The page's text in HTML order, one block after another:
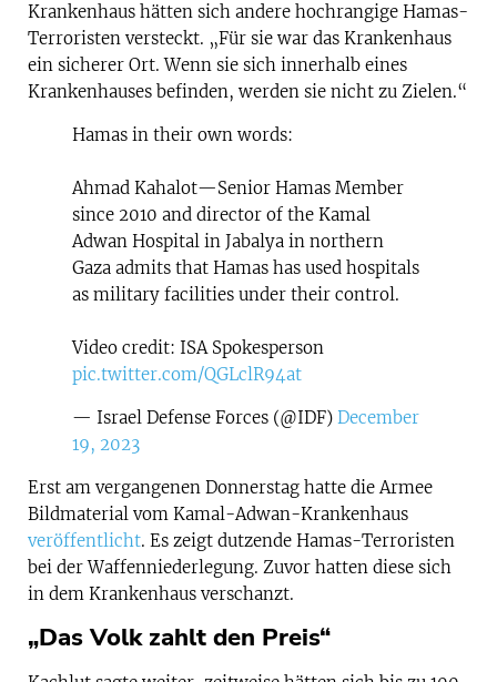
Krankenhaus hätten sich andere hochrangige Hamas-
Terroristen versteckt. „Für sie war das Krankenhaus
ein sicherer Ort. Wenn sie sich innerhalb eines
Krankenhauses befinden, werden sie nicht zu Zielen.“
Hamas in their own words:
Ahmad Kahalot—Senior Hamas Member
since 2010 and director of the Kamal
Adwan Hospital in Jabalya in northern
Gaza admits that Hamas has used hospitals
as military facilities under their control.
Video credit: ISA Spokesperson
pic.twitter.com/QGLclR94at
— Israel Defense Forces (@IDF) December
19, 2023
Erst am vergangenen Donnerstag hatte die Armee
Bildmaterial vom Kamal-Adwan-Krankenhaus
veröffentlicht. Es zeigt dutzende Hamas-Terroristen
bei der Waffenniederlegung. Zuvor hatten diese sich
in dem Krankenhaus verschanzt.
„Das Volk zahlt den Preis“